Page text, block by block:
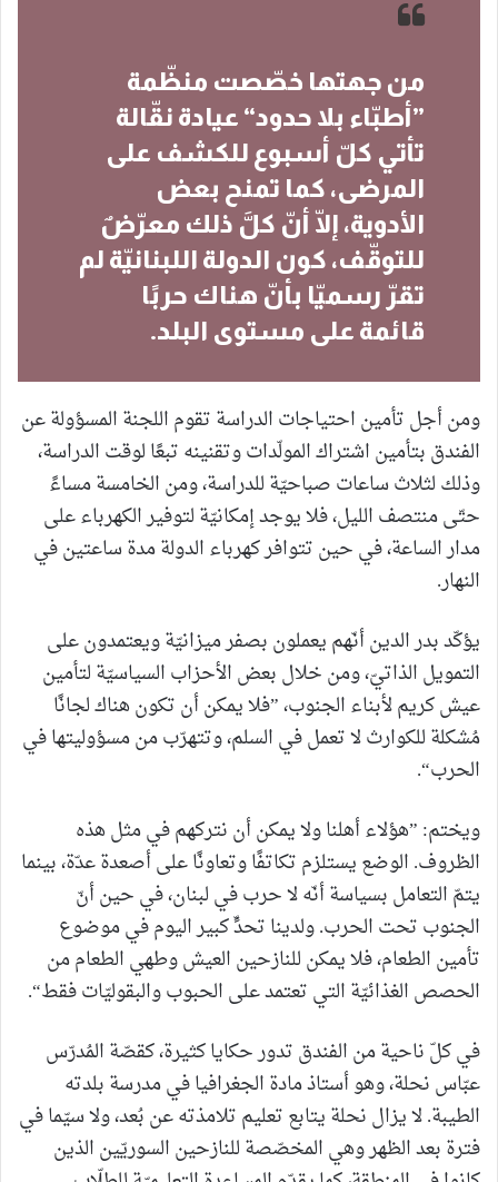
من جهتها خصّصت منظّمة
”أطبّاء بلا حدود“ عيادة نقّالة
تأتي كلّ أسبوع للكشف على
المرضى، كما تمنح بعض
الأدوية، إلّا أنّ كلَّ ذلك معرّضٌ
للتوقّف، كون الدولة اللبنانيّة لم
تقرّ رسميّا بأنّ هناك حربًا
قائمة على مستوى البلد.
ومن أجل تأمين احتياجات الدراسة تقوم اللجنة المسؤولة عن
الفندق بتأمين اشتراك المولّدات وتقنينه تبعًا لوقت الدراسة،
وذلك لثلاث ساعات صباحيّة للدراسة، ومن الخامسة مساءً
حتّى منتصف الليل، فلا يوجد إمكانيّة لتوفير الكهرباء على
مدار الساعة، في حين تتوافر كهرباء الدولة مدة ساعتين في
النهار.
يؤكّد بدر الدين أنّهم يعملون بصفر ميزانيّة ويعتمدون على
التمويل الذاتيّ، ومن خلال بعض الأحزاب السياسيّة لتأمين
عيش كريم لأبناء الجنوب، ”فلا يمكن أن تكون هناك لجانًا
مُشكلة للكوارث لا تعمل في السلم، وتتهرّب من مسؤوليتها في
الحرب“.
ويختم: ”هؤلاء أهلنا ولا يمكن أن نتركهم في مثل هذه
الظروف. الوضع يستلزم تكاتفًا وتعاونًا على أصعدة عدّة، بينما
يتمّ التعامل بسياسة أنّه لا حرب في لبنان، في حين أنّ
الجنوب تحت الحرب. ولدينا تحدٍّ كبير اليوم في موضوع
تأمين الطعام، فلا يمكن للنازحين العيش وطهي الطعام من
الحصص الغذائيّة التي تعتمد على الحبوب والبقوليّات فقط“.
في كلّ ناحية من الفندق تدور حكايا كثيرة، كقصّة المُدرّس
عبّاس نحلة، وهو أستاذ مادة الجغرافيا في مدرسة بلدته
الطيبة. لا يزال نحلة يتابع تعليم تلامذته عن بُعد، ولا سيّما في
فترة بعد الظهر وهي المخصّصة للنازحين السوريّين الذين